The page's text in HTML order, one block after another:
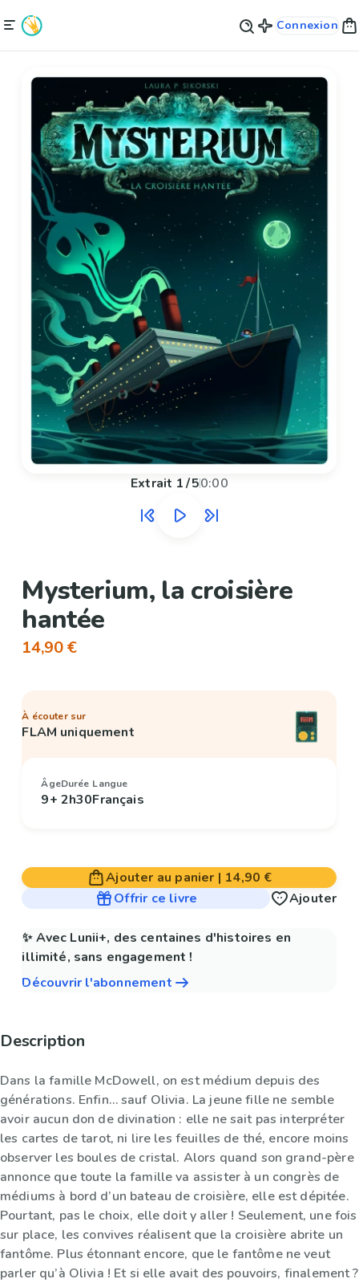
Connexion
Extrait 1/50:00
Mysterium, la croisière
hantée
14,90 €
À écouter sur
FLAM uniquement
Âge
9+
Durée
2h30
Langue
Français
Ajouter au panier | 14,90 €
Offrir ce livre
Ajouter
✨ Avec Lunii+, des centaines d'histoires en
illimité, sans engagement !
Découvrir l'abonnement
Description
Dans la famille McDowell, on est médium depuis des
générations. Enfin… sauf Olivia. La jeune fille ne semble
avoir aucun don de divination : elle ne sait pas interpréter
les cartes de tarot, ni lire les feuilles de thé, encore moins
observer les boules de cristal. Alors quand son grand-père
annonce que toute la famille va assister à un congrès de
médiums à bord d’un bateau de croisière, elle est dépitée.
Pourtant, pas le choix, elle doit y aller ! Seulement, une fois
sur place, les convives réalisent que la croisière abrite un
fantôme. Plus étonnant encore, que le fantôme ne veut
parler qu’à Olivia ! Et si elle avait des pouvoirs, finalement ?